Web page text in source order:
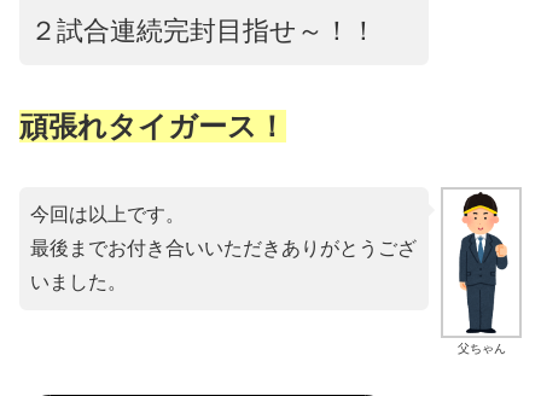
２試合連続完封目指せ～！！
頑張れタイガース！
父ちゃん
今回は以上です。
最後までお付き合いいただきありがとうござ
いました。